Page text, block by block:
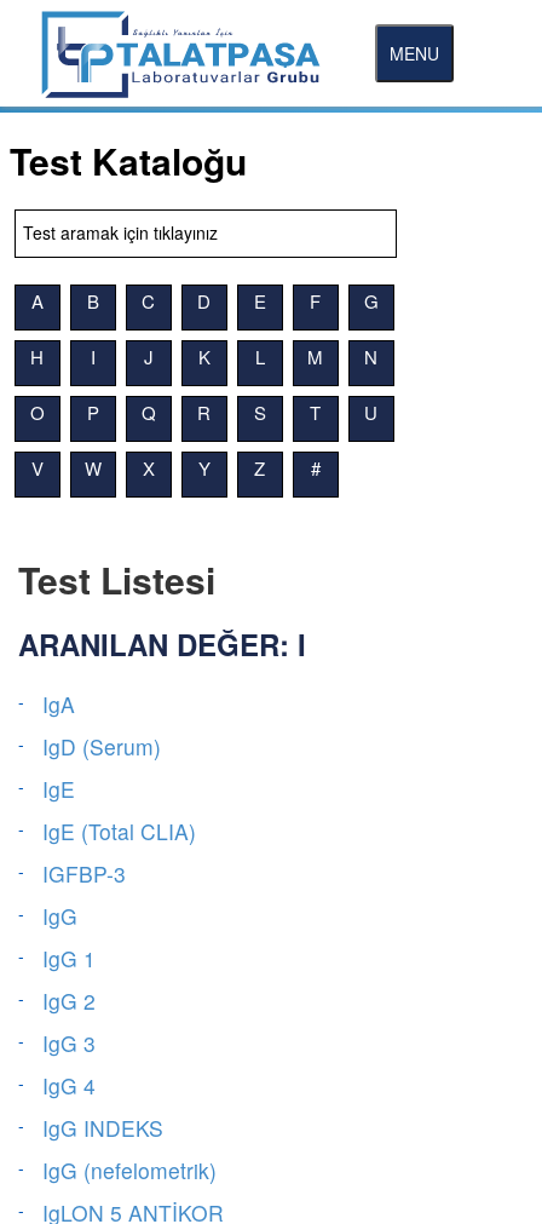
MENU
Test Kataloğu
A B C D E F G
H I J K L M N
O P Q R S T U
V W X Y Z #
Test Listesi
ARANILAN DEĞER: I
IgA
IgD (Serum)
IgE
IgE (Total CLIA)
IGFBP-3
IgG
IgG 1
IgG 2
IgG 3
IgG 4
IgG INDEKS
IgG (nefelometrik)
IgLON 5 ANTİKOR